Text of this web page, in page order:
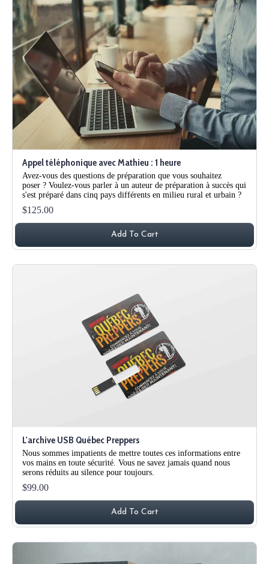
Appel téléphonique avec Mathieu : 1 heure
Avez-vous des questions de préparation que vous souhaitez
poser ? Voulez-vous parler à un auteur de préparation à succès qui
s'est préparé dans cinq pays différents en milieu rural et urbain ?
$125.00
Add To Cart
L'archive USB Québec Preppers
Nous sommes impatients de mettre toutes ces informations entre
vos mains en toute sécurité. Vous ne savez jamais quand nous
serons réduits au silence pour toujours.
$99.00
Add To Cart